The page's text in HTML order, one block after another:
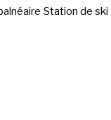
Station de ski